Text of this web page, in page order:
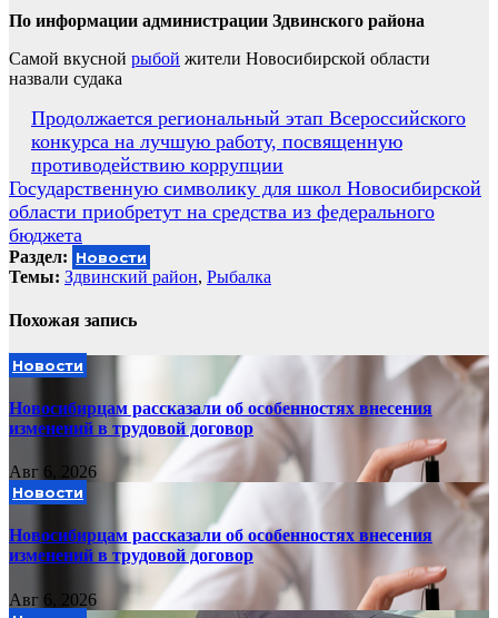
По информации администрации Здвинского района
Самой вкусной рыбой жители Новосибирской области
назвали судака
Навигация
по
записям
Продолжается региональный этап Всероссийского
конкурса на лучшую работу, посвященную
противодействию коррупции
Государственную символику для школ Новосибирской
области приобретут на средства из федерального
бюджета
Раздел: Новости
Темы: Здвинский район, Рыбалка
Похожая запись
Новости
Новосибирцам рассказали об особенностях внесения
изменений в трудовой договор
Авг 6, 2026
Новости
Новосибирцам рассказали об особенностях внесения
изменений в трудовой договор
Авг 6, 2026